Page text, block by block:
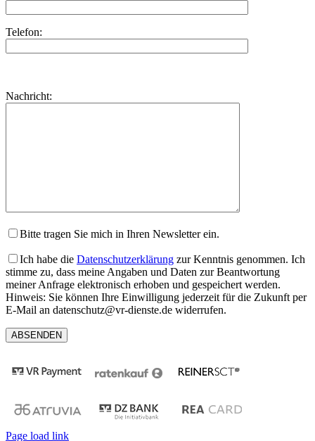
Telefon:
dieses
lasse
Nachricht:
Bitte tragen Sie mich in Ihren Newsletter ein.
Ich habe die Datenschutzerklärung zur Kenntnis genommen. Ich
stimme zu, dass meine Angaben und Daten zur Beantwortung
meiner Anfrage elektronisch erhoben und gespeichert werden.
Hinweis: Sie können Ihre Einwilligung jederzeit für die Zukunft per
E-Mail an datenschutz@vr-dienste.de widerrufen.
Page load link